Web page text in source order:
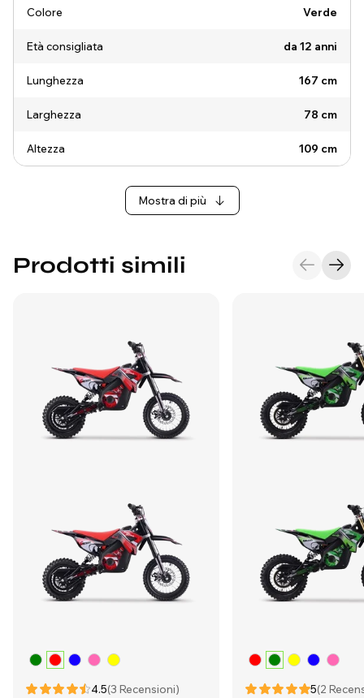
Colore Verde
Età consigliata da 12 anni
Lunghezza 167 cm
Larghezza 78 cm
Altezza 109 cm
Mostra di più
Prodotti simili
4.5(3 Recensioni) 5(2